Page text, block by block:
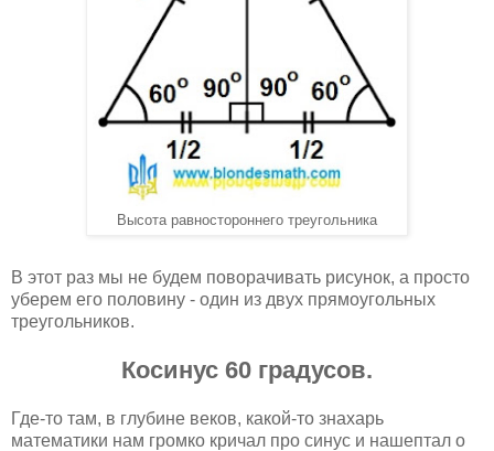
Высота равностороннего треугольника
В этот раз мы не будем поворачивать рисунок, а просто
уберем его половину - один из двух прямоугольных
треугольников.
Косинус 60 градусов.
Где-то там, в глубине веков, какой-то знахарь
математики нам громко кричал про синус и нашептал о